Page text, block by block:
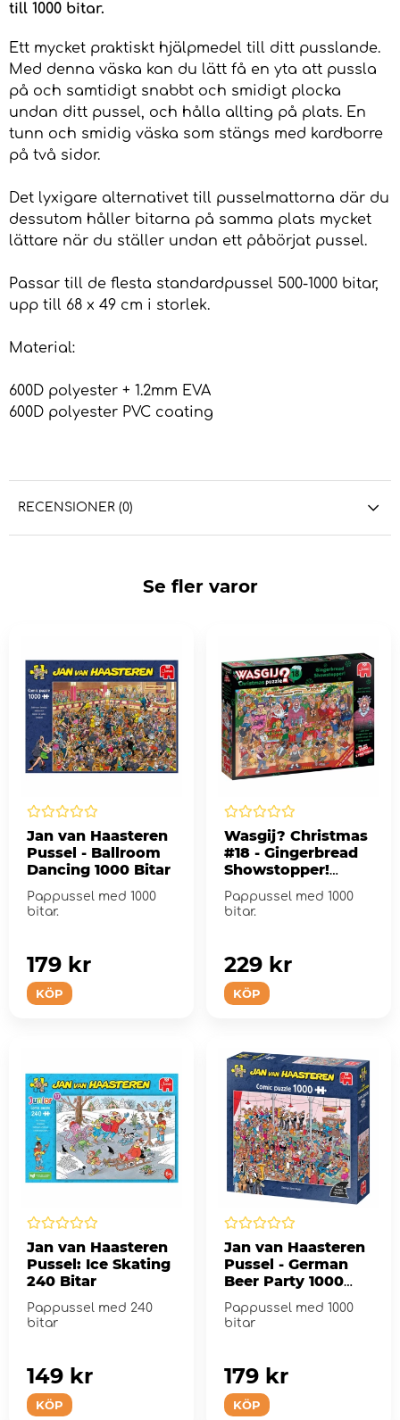
till 1000 bitar.
Ett mycket praktiskt hjälpmedel till ditt pusslande.
Med denna väska kan du lätt få en yta att pussla
på och samtidigt snabbt och smidigt plocka
undan ditt pussel, och hålla allting på plats. En
tunn och smidig väska som stängs med kardborre
på två sidor.
Det lyxigare alternativet till pusselmattorna där du
dessutom håller bitarna på samma plats mycket
lättare när du ställer undan ett påbörjat pussel.
Passar till de flesta standardpussel 500-1000 bitar,
upp till 68 x 49 cm i storlek.
Material:
600D polyester + 1.2mm EVA
600D polyester PVC coating
RECENSIONER (0)
Se fler varor
Jan van Haasteren
Pussel - Ballroom
Dancing 1000 Bitar
Pappussel med 1000
bitar.
KÖP
179 kr
Wasgij? Christmas
#18 - Gingerbread
Showstopper!
Pappussel med 1000
bitar.
KÖP
229 kr
Jan van Haasteren
Pussel: Ice Skating
240 Bitar
Pappussel med 240
bitar
KÖP
149 kr
Jan van Haasteren
Pussel - German
Beer Party 1000
Bitar
Pappussel med 1000
bitar
KÖP
179 kr